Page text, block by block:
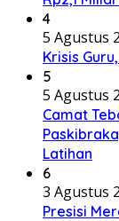
4
5 Agustus
Krisis
5
5 Agustus
Camat
Latihan
6
3 Agustus
Presisi